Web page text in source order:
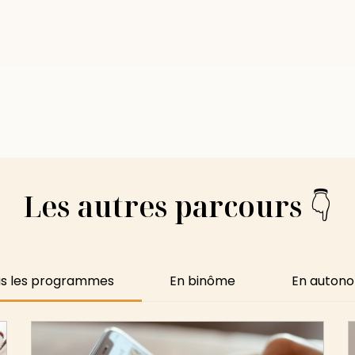
Les autres parcours 👇
les programmes En binôme En